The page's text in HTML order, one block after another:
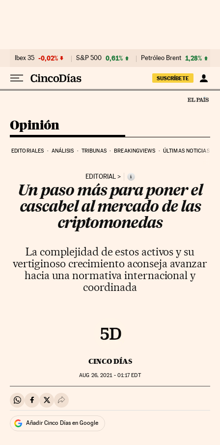
Ibex 35 -0,02% S&P 500 0,61% Petróleo Brent 1,28%
SUSCRÍBETE
Opinión
EDITORIALES ANÁLISIS TRIBUNAS BREAKINGVIEWS ÚLTIMAS NOTICIAS
EDITORIAL i
Un paso más para poner el
cascabel al mercado de las
criptomonedas
La complejidad de estos activos y su
vertiginoso crecimiento aconseja avanzar
hacia una normativa internacional y
coordinada
CINCO DÍAS
AUG 26, 2021 - 01:17EDT
Compartir en Whatsapp
Compartir en Facebook
Compartir en Twitter
Desplegar Redes Sociales
Añadir Cinco Días en Google